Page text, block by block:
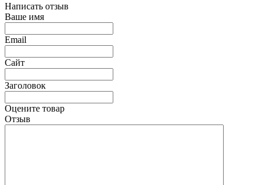
Написать отзыв
Ваше имя
Email
Сайт
Заголовок
Оцените товар
Отзыв